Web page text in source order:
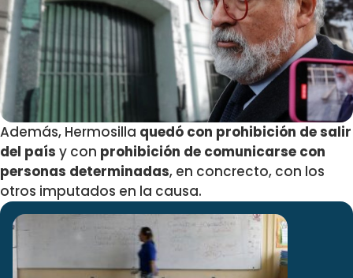
Además, Hermosilla quedó con prohibición de salir
del país y con prohibición de comunicarse con
personas determinadas, en concrecto, con los
otros imputados en la causa.